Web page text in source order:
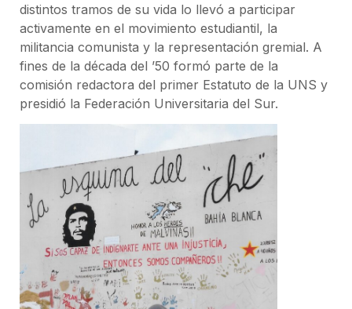
distintos tramos de su vida lo llevó a participar
activamente en el movimiento estudiantil, la
militancia comunista y la representación gremial. A
fines de la década del ’50 formó parte de la
comisión redactora del primer Estatuto de la UNS y
presidió la Federación Universitaria del Sur.